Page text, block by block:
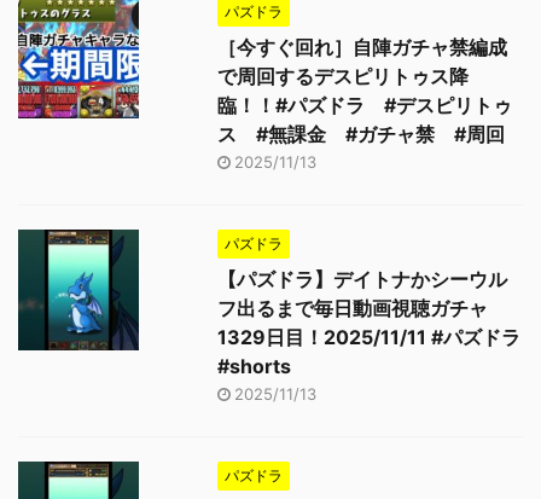
パズドラ
［今すぐ回れ］自陣ガチャ禁編成
で周回するデスピリトゥス降
臨！！#パズドラ #デスピリトゥ
ス #無課金 #ガチャ禁 #周回
2025/11/13
パズドラ
【パズドラ】デイトナかシーウル
フ出るまで毎日動画視聴ガチャ
1329日目！2025/11/11 #パズドラ
#shorts
2025/11/13
パズドラ